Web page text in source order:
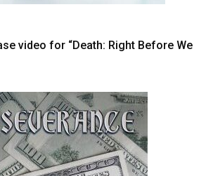
video for “Death: Right Before We